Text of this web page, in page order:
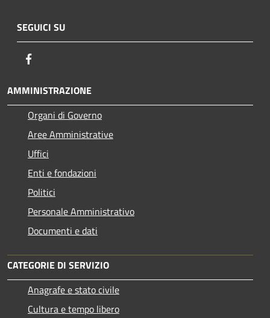
SEGUICI SU
AMMINISTRAZIONE
Organi di Governo
Aree Amministrative
Uffici
Enti e fondazioni
Politici
Personale Amministrativo
Documenti e dati
CATEGORIE DI SERVIZIO
Anagrafe e stato civile
Cultura e tempo libero